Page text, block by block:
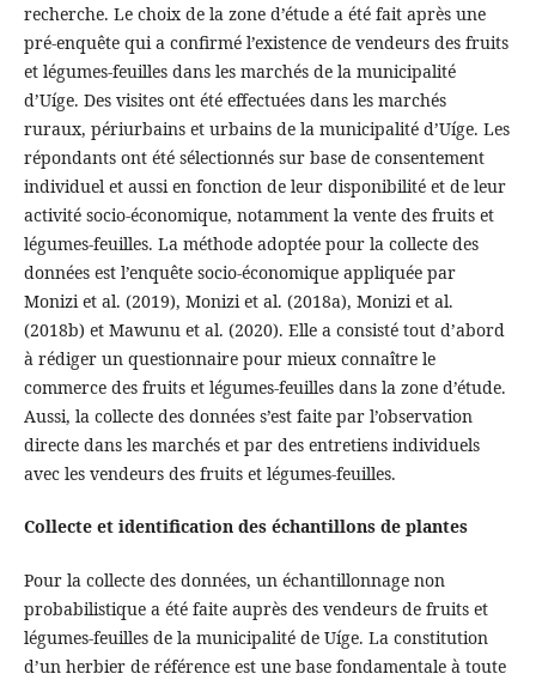
recherche. Le choix de la zone d’étude a été fait après une
pré-enquête qui a confirmé l’existence de vendeurs des fruits
et légumes-feuilles dans les marchés de la municipalité
d’Uíge. Des visites ont été effectuées dans les marchés
ruraux, périurbains et urbains de la municipalité d’Uíge. Les
répondants ont été sélectionnés sur base de consentement
individuel et aussi en fonction de leur disponibilité et de leur
activité socio-économique, notamment la vente des fruits et
légumes-feuilles. La méthode adoptée pour la collecte des
données est l’enquête socio-économique appliquée par
Monizi et al. (2019), Monizi et al. (2018a), Monizi et al.
(2018b) et Mawunu et al. (2020). Elle a consisté tout d’abord
à rédiger un questionnaire pour mieux connaître le
commerce des fruits et légumes-feuilles dans la zone d’étude.
Aussi, la collecte des données s’est faite par l’observation
directe dans les marchés et par des entretiens individuels
avec les vendeurs des fruits et légumes-feuilles.
Collecte et identification des échantillons de plantes
Pour la collecte des données, un échantillonnage non
probabilistique a été faite auprès des vendeurs de fruits et
légumes-feuilles de la municipalité de Uíge. La constitution
d’un herbier de référence est une base fondamentale à toute